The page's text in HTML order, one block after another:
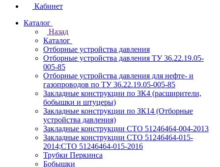
Кабинет
Каталог
Назад
Каталог
Отборные устройства давления
Отборные устройства давления ТУ 36.22.19.05-
005-85
Отборные устройства давления для нефте- и
газопроводов по ТУ 36.22.19.05-005-85
Закладные конструкции по ЗК4 (расширители,
бобышки и штуцеры)
Закладные конструкции по ЗК14 (Отборные
устройства давления)
Закладные конструкции СТО 51246464-004-2013
Закладные конструкции СТО 51246464-015-
2014;СТО 51246464-015-2016
Трубки Перкинса
Бобышки